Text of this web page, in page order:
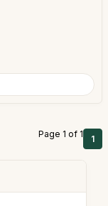
Page 1 of 1 1